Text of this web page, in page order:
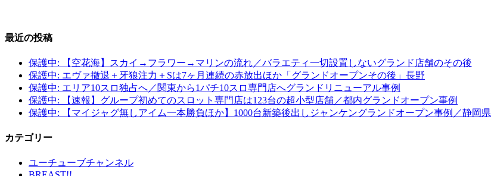
最近の投稿
保護中: 【空花海】スカイ→フラワー→マリンの流れ／バラエティ一切設置しないグランド店舗のその後
保護中: エヴァ撤退＋牙狼注力＋Sは7ヶ月連続の赤放出ほか「グランドオープンその後」長野
保護中: エリア10スロ独占へ／関東から1パチ10スロ専門店へグランドリニューアル事例
保護中: 【速報】グループ初めてのスロット専門店は123台の超小型店舗／都内グランドオープン事例
保護中: 【マイジャグ無しアイム一本勝負ほか】1000台新築後出しジャンケングランドオープン事例／静岡県
カテゴリー
ユーチューブチャンネル